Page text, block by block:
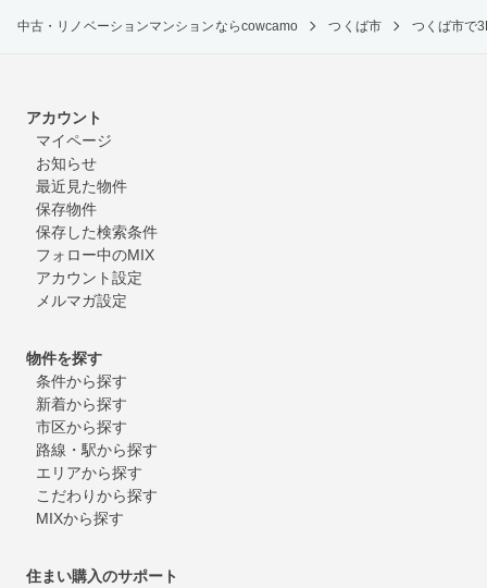
中古・リノベーションマンションならcowcamo つくば市 つくば市で
アカウント
マイページ
お知らせ
最近見た物件
保存物件
保存した検索条件
フォロー中のMIX
アカウント設定
メルマガ設定
物件を探す
条件から探す
新着から探す
市区から探す
路線・駅から探す
エリアから探す
こだわりから探す
MIXから探す
住まい購入のサポート